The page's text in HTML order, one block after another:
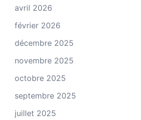
avril 2026
février 2026
décembre 2025
novembre 2025
octobre 2025
septembre 2025
juillet 2025